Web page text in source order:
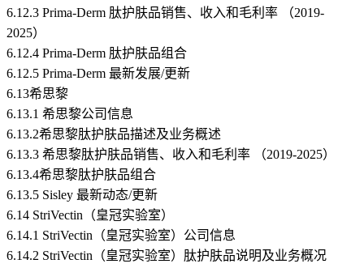
6.12.3 Prima-Derm 肽护肤品销售、收入和毛利率 （2019-
2025）
6.12.4 Prima-Derm 肽护肤品组合
6.12.5 Prima-Derm 最新发展/更新
6.13希思黎
6.13.1 希思黎公司信息
6.13.2希思黎肽护肤品描述及业务概述
6.13.3 希思黎肽护肤品销售、收入和毛利率 （2019-2025）
6.13.4希思黎肽护肤品组合
6.13.5 Sisley 最新动态/更新
6.14 StriVectin（皇冠实验室）
6.14.1 StriVectin（皇冠实验室）公司信息
6.14.2 StriVectin（皇冠实验室）肽护肤品说明及业务概况